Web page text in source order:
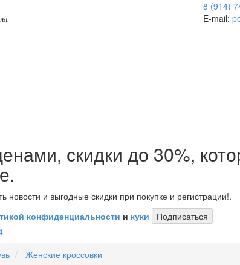
8 (914)
E-mail:
скидки до 30%,
и выгодные скидки при покупке и регистрации!.
конфиденциальности и куки
Подписаться
Женские кроссовки